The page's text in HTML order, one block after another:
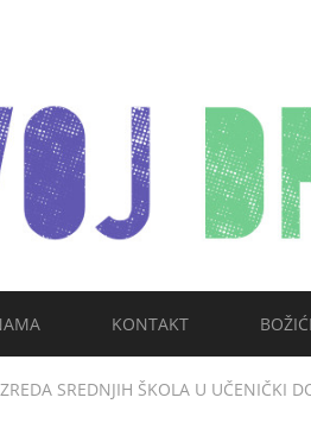
KONTAKT
SREDNJIH ŠKOLA U